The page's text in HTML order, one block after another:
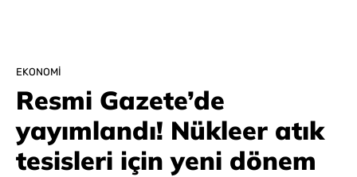
EKONOMI
Resmi Gazete’de
yayımlandı! Nükleer atık
tesisleri için yeni dönem